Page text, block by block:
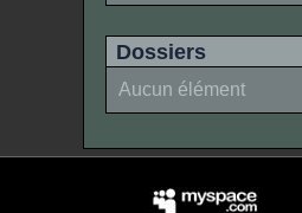
Dossiers
Aucun élément